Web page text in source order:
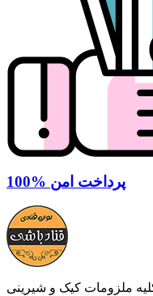
100% پرداخت امن
ملزومات کیک و شیرینی